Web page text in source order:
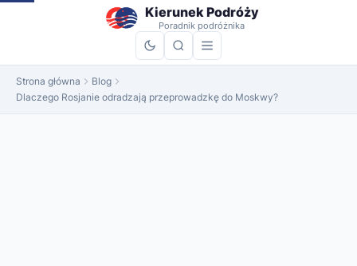
do
Kierunek Podróży
Poradnik podróżnika
Strona główna
Blog
Dlaczego Rosjanie odradzają przeprowadzkę do Moskwy?